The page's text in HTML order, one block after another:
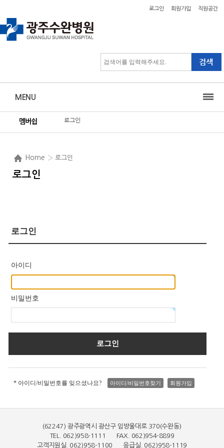
로그인 회원가입 직원공간
MENU
멤버쉽 로그인
Home › 로그인
로그인
로그인
아이디
비밀번호
* 아이디/비밀번호를 잊으셨나요? 아이디/비밀번호찾기 회원가입
(62247) 광주광역시 광산구 임방울대로 370(수완동)
TEL. 062)958-1111 FAX. 062)954-8899
고객지원실. 062)958-1100 응급실. 062)958-1119